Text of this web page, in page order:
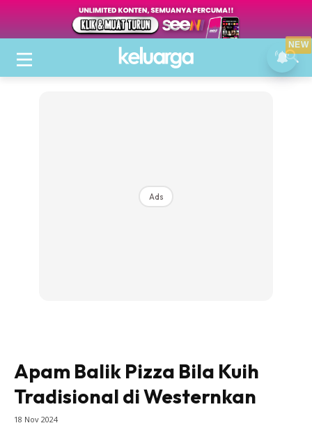
Ads
Apam Balik Pizza Bila Kuih
Tradisional di Westernkan
18 Nov 2024
NEW